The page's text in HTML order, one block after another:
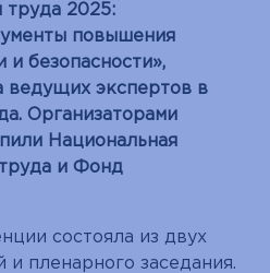
труда 2025:
повышения
и безопасности»,
ведущих экспертов в
Организаторами
Национальная
и Фонд
состояла из двух
и пленарного заседания.